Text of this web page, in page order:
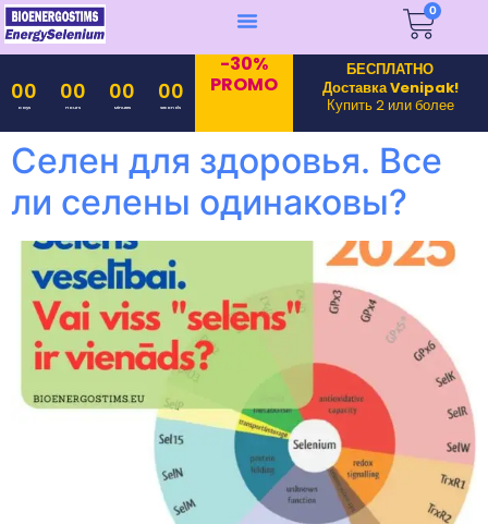
0
00
Days
00
Hours
00
Minutes
00
Seconds
-30%
PROMO
БЕСПЛАТНО
Доставка Venipak!
Купить 2 или более
Селен для здоровья. Все
ли селены одинаковы?